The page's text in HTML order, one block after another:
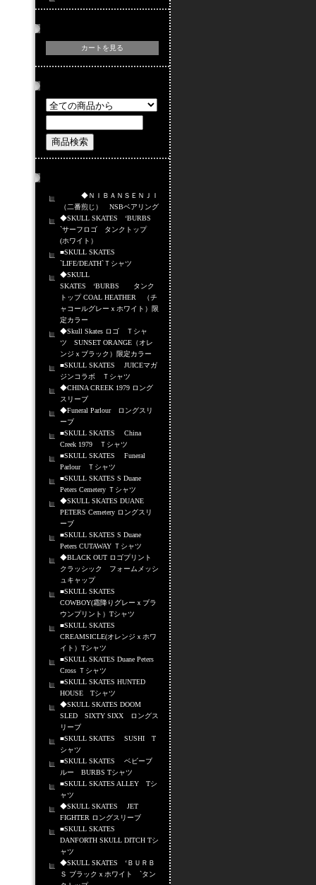
カートを見る
◆ＮＩＢＡＮＳＥＮＪＩ
（二番煎じ） NSBベアリング
◆SKULL SKATES ‘BURBS
`サーフロゴ タンクトップ
(ホワイト）
■SKULL SKATES
`LIFE/DEATH`Ｔシャツ
◆SKULL
SKATES ‘BURBS タンク
トップ COAL HEATHER （チ
ャコールグレーｘホワイト）限
定カラー
◆Skull Skates ロゴ Ｔシャ
ツ SUNSET ORANGE（オレ
ンジｘブラック）限定カラー
■SKULL SKATES JUICEマガ
ジンコラボ Ｔシャツ
◆CHINA CREEK 1979 ロング
スリーブ
◆Funeral Parlour ロングスリ
ーブ
■SKULL SKATES China
Creek 1979 Ｔシャツ
■SKULL SKATES Funeral
Parlour Ｔシャツ
■SKULL SKATES S Duane
Peters Cemetery Ｔシャツ
◆SKULL SKATES DUANE
PETERS Cemetery ロングスリ
ーブ
■SKULL SKATES S Duane
Peters CUTAWAY Ｔシャツ
◆BLACK OUT ロゴプリント
クラッシック フォームメッシ
ュキャップ
■SKULL SKATES
COWBOY(霜降りグレーｘブラ
ウンプリント）Tシャツ
■SKULL SKATES
CREAMSICLE(オレンジｘホワ
イト）Tシャツ
■SKULL SKATES Duane Peters
Cross Ｔシャツ
■SKULL SKATES HUNTED
HOUSE Tシャツ
◆SKULL SKATES DOOM
SLED SIXTY SIXX ロングス
リーブ
■SKULL SKATES SUSHI T
シャツ
■SKULL SKATES ベビーブ
ルー BURBS Tシャツ
■SKULL SKATES ALLEY Tシ
ャツ
◆SKULL SKATES JET
FIGHTER ロングスリーブ
■SKULL SKATES
DANFORTH SKULL DITCH Tシ
ャツ
◆SKULL SKATES ‘ＢＵＲＢ
Ｓ ブラックｘホワイト `タン